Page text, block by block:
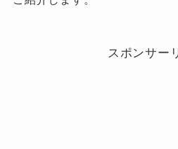
スポンサー